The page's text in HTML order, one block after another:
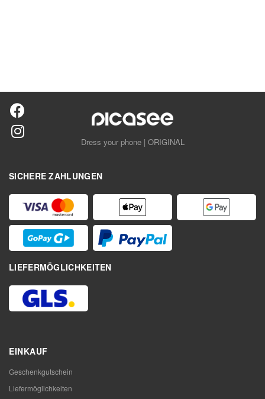
Dress your phone | ORIGINAL
SICHERE ZAHLUNGEN
LIEFERMÖGLICHKEITEN
EINKAUF
Geschenkgutschein
Liefermöglichkeiten